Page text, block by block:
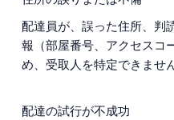
配達員が、誤った住所、判
報（部屋番号、アクセスコ
め、受取人を特定できませ
配達の試行が不成功